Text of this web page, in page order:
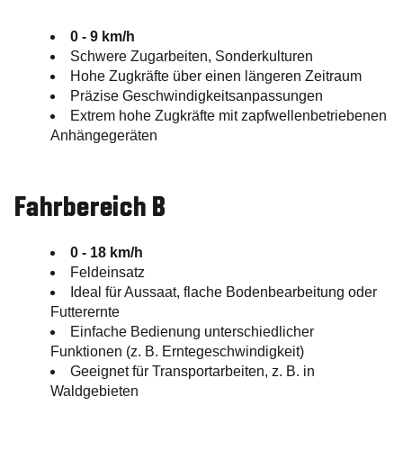
0 - 9 km/h
Schwere Zugarbeiten, Sonderkulturen
Hohe Zugkräfte über einen längeren Zeitraum
Präzise Geschwindigkeitsanpassungen
Extrem hohe Zugkräfte mit zapfwellenbetriebenen
Anhängegeräten
Fahrbereich B
0 - 18 km/h
Feldeinsatz
Ideal für Aussaat, flache Bodenbearbeitung oder
Futterernte
Einfache Bedienung unterschiedlicher
Funktionen (z. B. Erntegeschwindigkeit)
Geeignet für Transportarbeiten, z. B. in
Waldgebieten